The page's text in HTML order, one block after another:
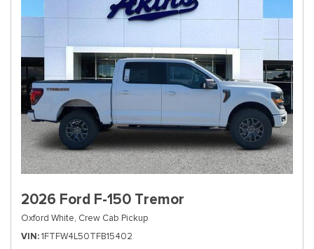
2026 Ford F-150 Tremor
Oxford White, Crew Cab Pickup
VIN 1FTFW4L50TFB15402